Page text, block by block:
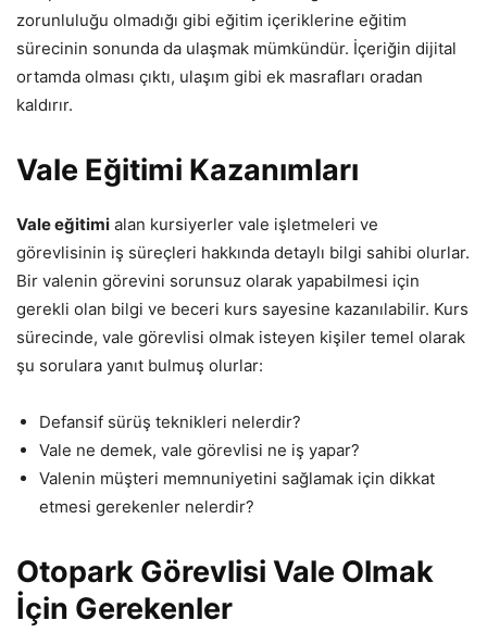
zorunluluğu olmadığı gibi eğitim içeriklerine eğitim
sürecinin sonunda da ulaşmak mümkündür. İçeriğin dijital
ortamda olması çıktı, ulaşım gibi ek masrafları oradan
kaldırır.
Vale Eğitimi Kazanımları
Vale eğitimi alan kursiyerler vale işletmeleri ve
görevlisinin iş süreçleri hakkında detaylı bilgi sahibi olurlar.
Bir valenin görevini sorunsuz olarak yapabilmesi için
gerekli olan bilgi ve beceri kurs sayesine kazanılabilir. Kurs
sürecinde, vale görevlisi olmak isteyen kişiler temel olarak
şu sorulara yanıt bulmuş olurlar:
Defansif sürüş teknikleri nelerdir?
Vale ne demek, vale görevlisi ne iş yapar?
Valenin müşteri memnuniyetini sağlamak için dikkat
etmesi gerekenler nelerdir?
Otopark Görevlisi Vale Olmak
İçin Gerekenler